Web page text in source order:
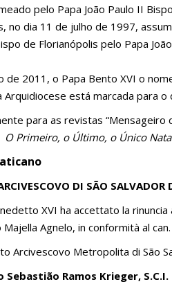
pelo Papa João Paulo II
no dia 11 de julho de 1997,
de Florianópolis pelo Papa
de 2011, o Papa Bento XVI o
Arquidiocese está marcada para
para as revistas “Mensageiro
O Primeiro, o Último, o Único
DI SÃO
XVI ha accettato la
Agnelo, in conformità al
Arcivescovo Metropolita di São
Sebastião Ramos Krieger, S.C.I.